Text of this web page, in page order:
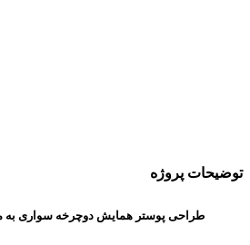
توضیحات پروژه
طراحی پوستر همایش دوچرخه سواری به